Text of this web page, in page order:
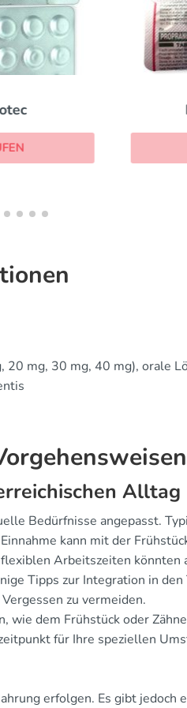
mg, 30 mg, 40 mg), orale
Alltag
Bedürfnisse angepasst.
kann mit der
Arbeitszeiten könnten
Tipps zur Integration in den
zu vermeiden.
wie dem Frühstück oder
für Ihre speziellen
erfolgen. Es gibt jedoch